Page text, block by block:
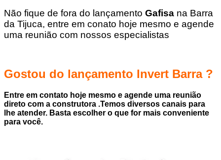
Não fique de fora do lançamento Gafisa na Barra
da Tijuca, entre em conato hoje mesmo e agende
uma reunião com nossos especialistas
Gostou do lançamento Invert Barra ?
Entre em contato hoje mesmo e agende uma reunião
direto com a construtora .Temos diversos canais para
lhe atender. Basta escolher o que for mais conveniente
para você.